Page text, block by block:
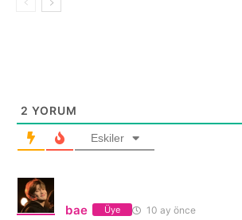
2 YORUM
Eskiler
bae Üye 10 ay önce